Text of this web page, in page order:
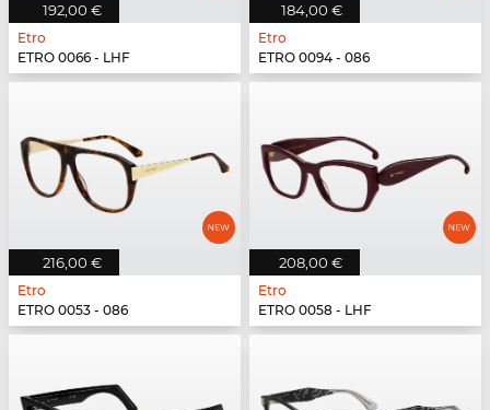
192,00 €
Etro
ETRO 0066 - LHF
184,00 €
Etro
ETRO 0094 - 086
216,00 €
Etro
ETRO 0053 - 086
208,00 €
Etro
ETRO 0058 - LHF